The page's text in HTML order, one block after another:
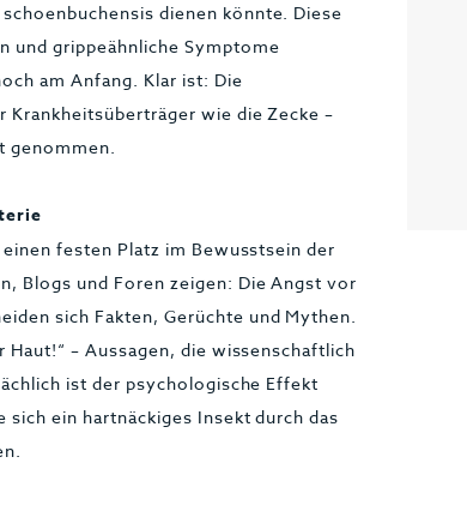
dienen könnte. Diese
und grippeähnliche Symptome
am Anfang. Klar ist: Die
wie die Zecke –
genommen.
festen Platz im Bewusstsein der
Blogs und Foren zeigen: Die Angst vor
sich Fakten, Gerüchte und Mythen.
– Aussagen, die wissenschaftlich
ist der psychologische Effekt
ein hartnäckiges Insekt durch das